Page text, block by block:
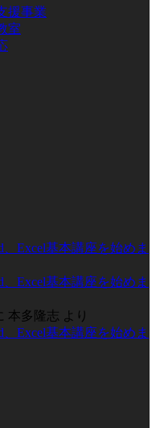
援事業
室
Excel基本講座を始めま
Excel基本講座を始めま
本多隆志 より
Excel基本講座を始めま